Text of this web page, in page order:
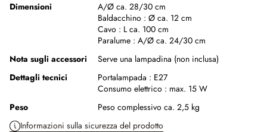
Dimensioni
A/Ø ca. 28/30 cm
Baldacchino : Ø ca. 12 cm
Cavo : L ca. 100 cm
Paralume : A/Ø ca. 24/30 cm
Nota sugli accessori
Serve una lampadina (non inclusa)
Dettagli tecnici
Portalampada : E27
Consumo elettrico : max. 15 W
Peso
Peso complessivo ca. 2,5 kg
Informazioni sulla sicurezza del prodotto